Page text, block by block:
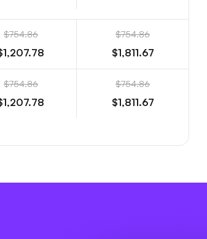
$754.86 $754.86
$1,811.67
$754.86 $754.86
$1,811.67